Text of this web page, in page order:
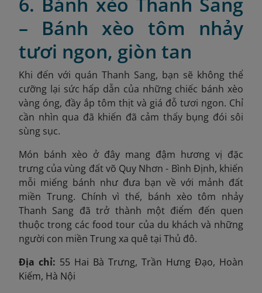
– Bánh xèo tôm nhảy
tươi ngon, giòn tan
Khi đến với quán Thanh Sang, bạn sẽ không thể
cưỡng lại sức hấp dẫn của những chiếc bánh xèo
vàng óng, đầy ắp tôm thịt và giá đỗ tươi ngon. Chỉ
cần nhìn qua đã khiến đã cảm thấy bụng đói sôi
sùng sục.
Món bánh xèo ở đây mang đậm hương vị đặc
trưng của vùng đất võ Quy Nhơn - Bình Định, khiến
mỗi miếng bánh như đưa bạn về với mảnh đất
miền Trung. Chính vì thế, bánh xèo tôm nhảy
Thanh Sang đã trở thành một điểm đến quen
thuộc trong các food tour của du khách và những
người con miền Trung xa quê tại Thủ đô.
Địa chỉ: 55 Hai Bà Trưng, Trần Hưng Đạo, Hoàn
Kiếm, Hà Nội